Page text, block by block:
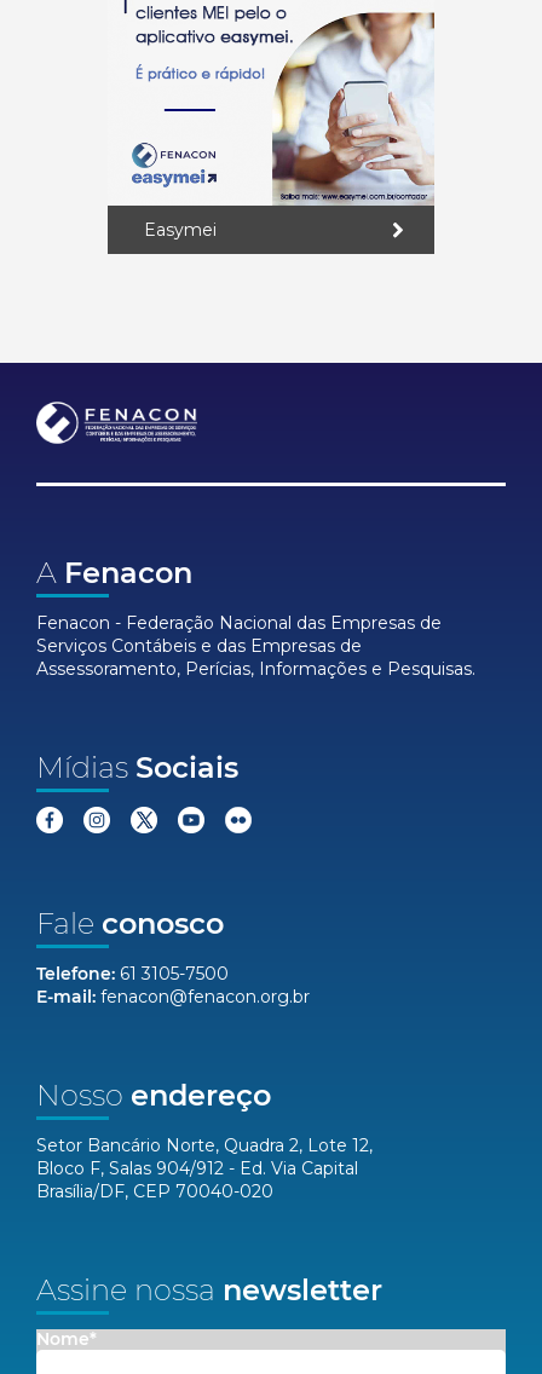
Easymei
A Fenacon
Fenacon - Federação Nacional das Empresas de
Serviços Contábeis e das Empresas de
Assessoramento, Perícias, Informações e Pesquisas.
Mídias Sociais
Fale conosco
Telefone: 61 3105-7500
E-mail: fenacon@fenacon.org.br
Nosso endereço
Setor Bancário Norte, Quadra 2, Lote 12,
Bloco F, Salas 904/912 - Ed. Via Capital
Brasília/DF, CEP 70040-020
Assine nossa newsletter
Nome*